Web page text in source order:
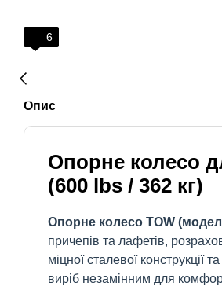
6
Опис
Опорне колесо
(600 lbs / 362 кг)
Опорне колесо TOW
причепів та лафетів,
міцної сталевої
виріб незамінним для